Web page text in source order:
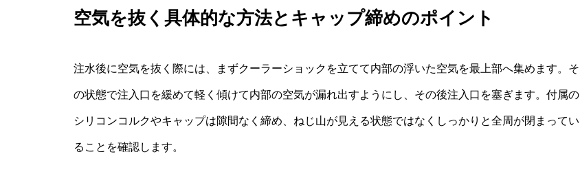
空気を抜く具体的な方法とキャップ締めのポイント
注水後に空気を抜く際には、まずクーラーショックを立てて内部の浮いた空気を最上部へ集めます。そ
の状態で注入口を緩めて軽く傾けて内部の空気が漏れ出すようにし、その後注入口を塞ぎます。付属の
シリコンコルクやキャップは隙間なく締め、ねじ山が見える状態ではなくしっかりと全周が閉まってい
ることを確認します。